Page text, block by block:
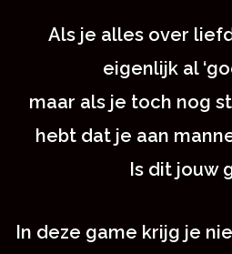
Als je alles over
eigenlijk al
maar als je toch nog
hebt dat je aan
Is dit jouw
In deze game krijg je